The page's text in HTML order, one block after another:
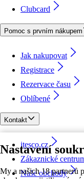
Nastavení
My a našich 18 partnerů
Clubcard
Pomoc s prvním nákupem
Jak nakupovat
Registrace
Rezervace času
Oblíbené
Kontakt
itesco.cz
Zákaznické
Naše obchody